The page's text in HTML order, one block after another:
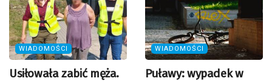
WIADOMOŚCI
Usiłowała zabić męża.
WIADOMOŚCI
Puławy: wypadek w